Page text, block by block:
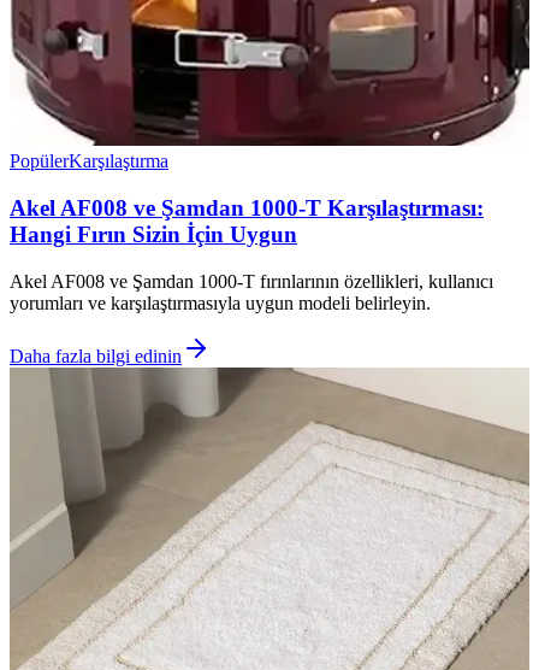
PopülerKarşılaştırma
Akel AF008 ve Şamdan 1000-T Karşılaştırması:
Hangi Fırın Sizin İçin Uygun
Akel AF008 ve Şamdan 1000-T fırınlarının özellikleri, kullanıcı
yorumları ve karşılaştırmasıyla uygun modeli belirleyin.
Daha fazla bilgi edinin